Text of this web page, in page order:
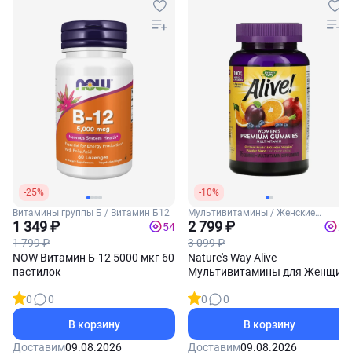
-25%
Витамины группы Б / Витамин Б12
1 349 ₽
1 799 ₽
54
NOW Витамин Б-12 5000 мкг 60
пастилок
0
0
В корзину
Доставим09.08.2026
-10%
Мультивитамины / Женские
витамины
2 799 ₽
3 099 ₽
28
Nature's Way Alive
Мультивитамины для Женщин
0
0
В корзину
Доставим09.08.2026